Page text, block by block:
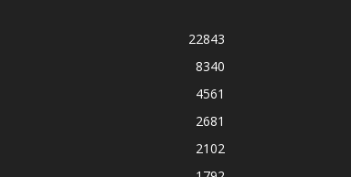
22843
8340
4561
2681
2102